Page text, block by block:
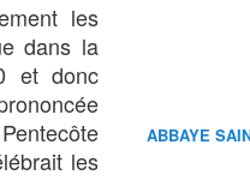
les
dans la
et donc
les
ABBAYE